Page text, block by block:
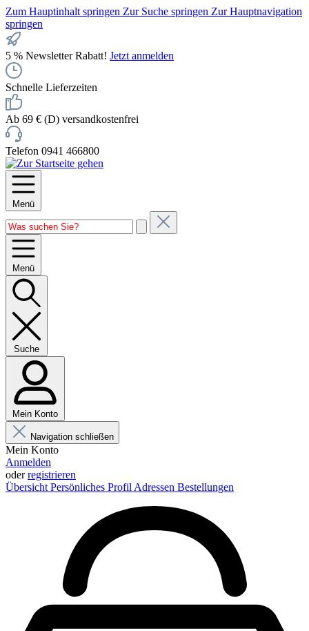
Zum Hauptinhalt springen Zur Suche springen Zur Hauptnavigation
springen
5 % Newsletter Rabatt! Jetzt anmelden
Schnelle Lieferzeiten
Ab 69 € (D) versandkostenfrei
Telefon 0941 466800
Menü
Menü
Suche
Mein Konto
Navigation schließen
Mein Konto
Anmelden
oderregistrieren
Übersicht Persönliches Profil Adressen Bestellungen